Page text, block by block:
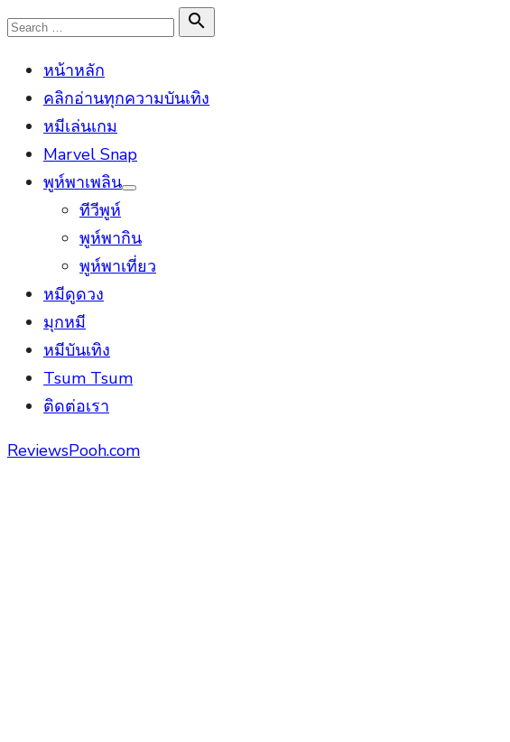
Skip
content
Search

Search
หน้าหลัก
คลิกอ่านทุกความบันเทิง
หมีเล่นเกม
Marvel Snap
พูห์พาเพลิน
Show
ทีวีพูห์
พูห์พากิน
พูห์พาเที่ยว
หมีดูดวง
มุกหมี
หมีบันเทิง
Tsum Tsum
ติดต่อเรา
ReviewsPooh.com